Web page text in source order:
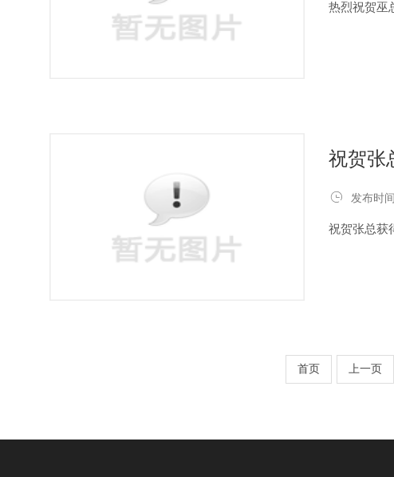
热烈祝贺巫
祝贺张
 发布时
祝贺张总获
首页 上一页